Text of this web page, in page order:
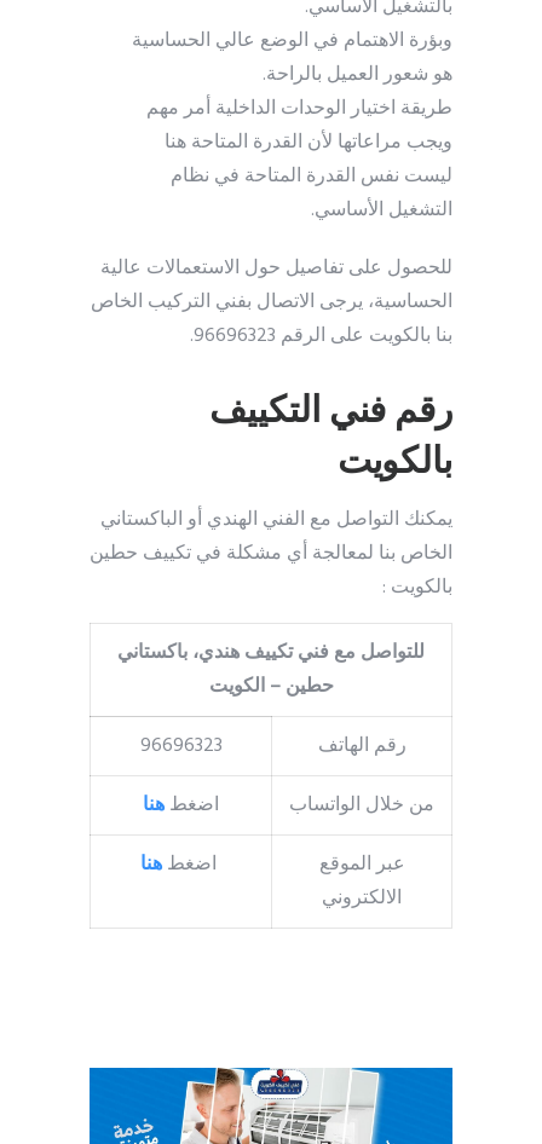
بالتشغيل الأساسي.
وبؤرة الاهتمام في الوضع عالي الحساسية
هو شعور العميل بالراحة.
طريقة اختيار الوحدات الداخلية أمر مهم
ويجب مراعاتها لأن القدرة المتاحة هنا
ليست نفس القدرة المتاحة في نظام
التشغيل الأساسي.
للحصول على تفاصيل حول الاستعمالات عالية
الحساسية، يرجى الاتصال بفني التركيب الخاص
بنا بالكويت على الرقم 96696323.
رقم فني التكييف
بالكويت
يمكنك التواصل مع الفني الهندي أو الباكستاني
الخاص بنا لمعالجة أي مشكلة في تكييف حطين
بالكويت :
للتواصل مع فني تكييف هندي، باكستاني
حطين – الكويت
رقم الهاتف
96696323
من خلال الواتساب
اضغطهنا
عبر الموقع
الالكتروني
اضغطهنا